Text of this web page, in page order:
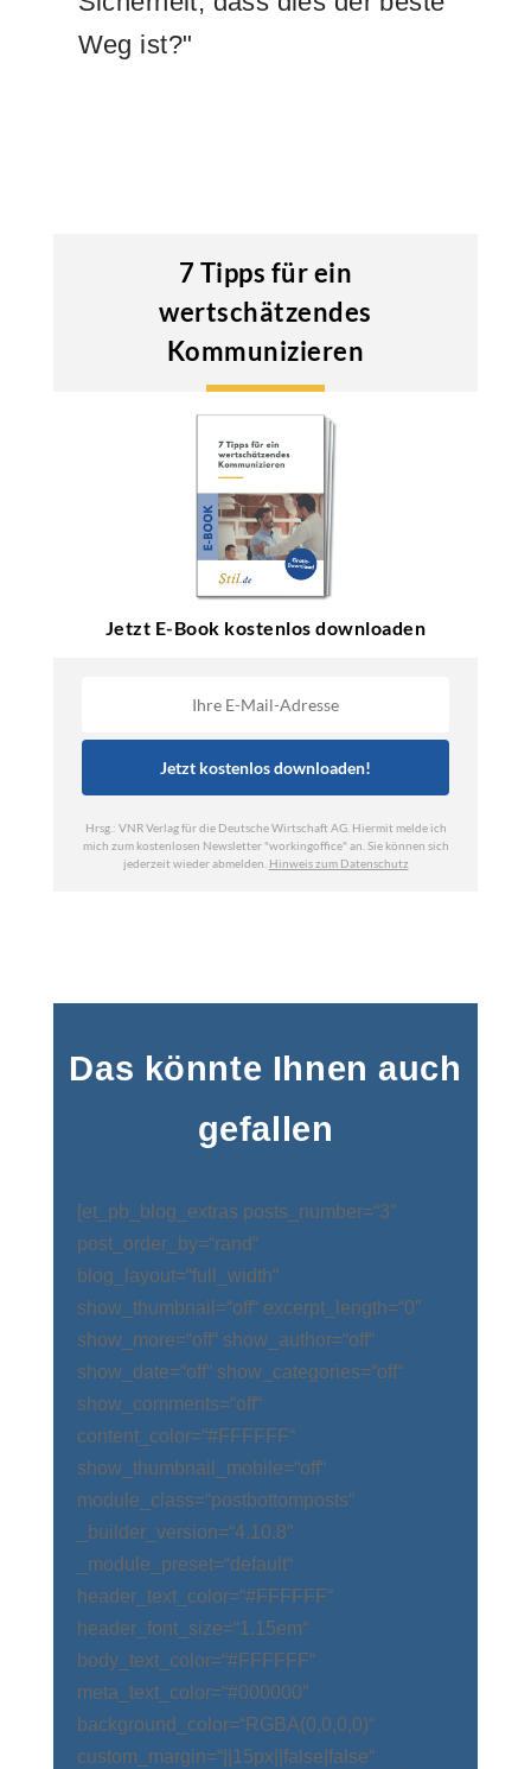
Weg ist?"
Das könnte Ihnen auch
gefallen
[et_pb_blog_extras posts_number=“3″
post_order_by=“rand“
blog_layout=“full_width“
show_thumbnail=“off“ excerpt_length=“0″
show_more=“off“ show_author=“off“
show_date=“off“ show_categories=“off“
show_comments=“off“
content_color=“#FFFFFF“
show_thumbnail_mobile=“off“
module_class=“postbottomposts“
_builder_version=“4.10.8″
_module_preset=“default“
header_text_color=“#FFFFFF“
header_font_size=“1.15em“
body_text_color=“#FFFFFF“
meta_text_color=“#000000″
background_color=“RGBA(0,0,0,0)“
custom_margin=“||15px||false|false“